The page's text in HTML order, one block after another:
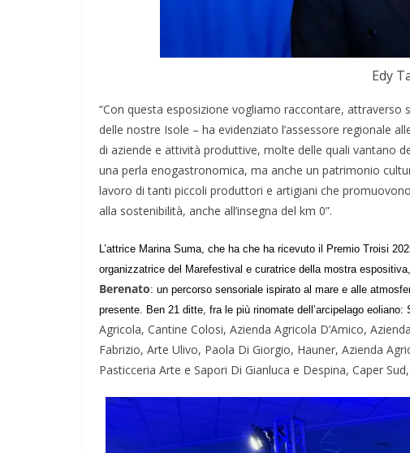
Edy
“Con questa esposizione vogliamo raccontare, attraverso
delle nostre Isole – ha evidenziato l’assessore regionale
di aziende e attività produttive, molte delle quali vantano
una perla enogastronomica, ma anche un patrimonio
lavoro di tanti piccoli produttori e artigiani che
alla sostenibilità, anche all’insegna del km 0”.
L’attrice Marina Suma, che ha che ha ricevuto il Premio Troisi
organizzatrice del Marefestival e curatrice della mostra
Berenato: un percorso sensoriale ispirato al mare e alle
presente. Ben 21 ditte, fra le più rinomate dell’arcipelago eoliano:
Agricola, Cantine Colosi, Azienda Agricola D’Amico,
Fabrizio, Arte Ulivo, Paola Di Giorgio, Hauner, Azienda
Pasticceria Arte e Sapori Di Gianluca e Despina, Caper